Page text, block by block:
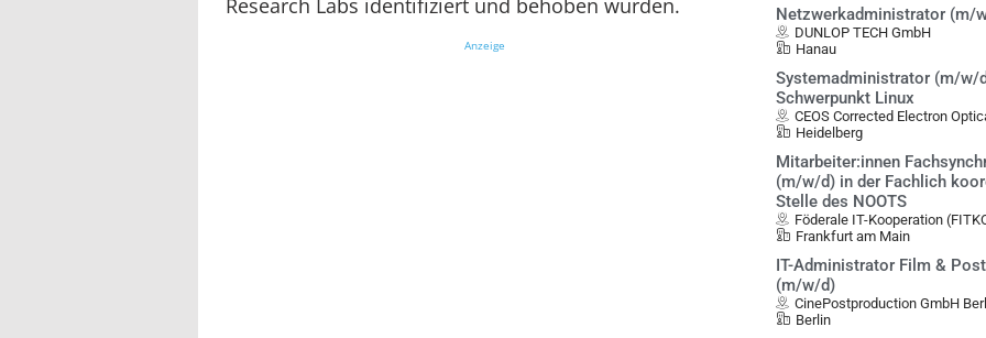
Anzeige
Netzwerkadministrator (m/
DUNLOP TECH GmbH
Hanau
Systemadministrator (m/w/
Schwerpunkt Linux
CEOS Corrected Electron
Heidelberg
Mitarbeiter:innen
(m/w/d) in der Fachlich
Stelle des NOOTS
Föderale IT-Kooperation
Frankfurt am Main
IT-Administrator Film &
(m/w/d)
CinePostproduction GmbH
Berlin